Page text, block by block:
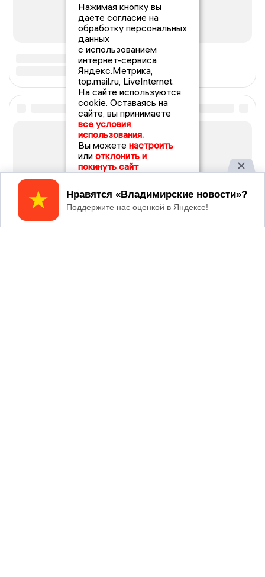
Нажимая кнопку вы
даете согласие на
обработку персональных
данных
с использованием
интернет-сервиса
Яндекс.Метрика,
top.mail.ru, LiveInternet.
На сайте используются
cookie. Оставаясь на
сайте, вы принимаете
все условия
использования.
Вы можете настроить
или отклонить и
покинуть сайт
Принять